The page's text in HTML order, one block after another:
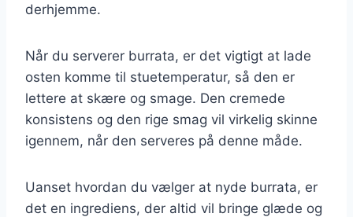
derhjemme.
Når du serverer burrata, er det vigtigt at lade
osten komme til stuetemperatur, så den er
lettere at skære og smage. Den cremede
konsistens og den rige smag vil virkelig skinne
igennem, når den serveres på denne måde.
Uanset hvordan du vælger at nyde burrata, er
det en ingrediens, der altid vil bringe glæde og